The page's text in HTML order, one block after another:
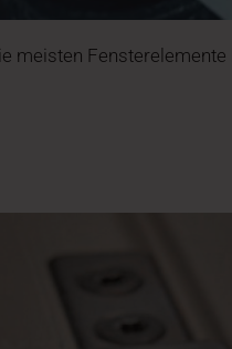
Fensterelemente